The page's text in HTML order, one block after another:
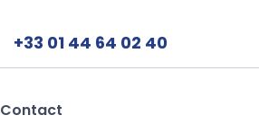
+33 01 44 64 02 40
Contact